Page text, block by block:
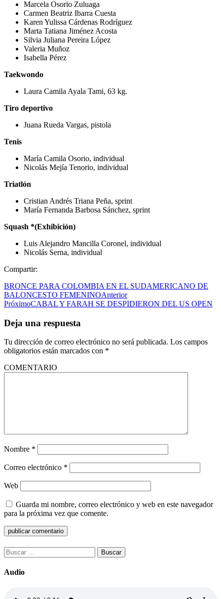
Marcela Osorio Zuluaga
Carmen Beatriz Ibarra Cuesta
Karen Yulissa Cárdenas Rodríguez
Marta Tatiana Jiménez Acosta
Silvia Juliana Pereira López
Valeria Muñoz
Isabella Pérez
Taekwondo
Laura Camila Ayala Tami, 63 kg.
Tiro deportivo
Juana Rueda Vargas, pistola
Tenis
María Camila Osorio, individual
Nicolás Mejía Tenorio, individual
Triatlón
Cristian Andrés Triana Peña, sprint
María Fernanda Barbosa Sánchez, sprint
Squash *(Exhibición)
Luis Alejandro Mancilla Coronel, individual
Nicolás Serna, individual
Compartir:
BRONCE PARA COLOMBIA EN EL SUDAMERICANO DE
BALONCESTO FEMENINOAnterior
PróximoCABAL Y FARAH SE DESPIDIERON DEL US OPEN
Deja una respuesta
Tu dirección de correo electrónico no será publicada. Los campos
obligatorios están marcados con *
COMENTARIO
Nombre *
Correo electrónico *
Web
Guarda mi nombre, correo electrónico y web en este navegador
para la próxima vez que comente.
Buscar:
Audio